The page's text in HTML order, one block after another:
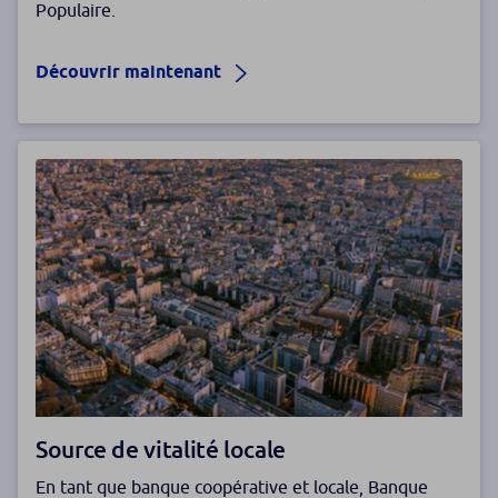
Populaire.
Découvrir maintenant
Source de vitalité locale
En tant que banque coopérative et locale, Banque